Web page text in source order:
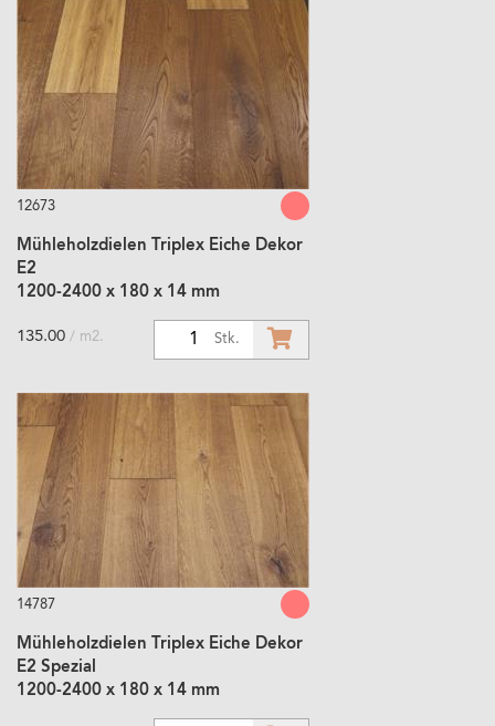
12673
Mühleholzdielen Triplex Eiche Dekor
E2
1200-2400 x 180 x 14 mm
Stk.
135.00 / m2.
14787
Mühleholzdielen Triplex Eiche Dekor
E2 Spezial
1200-2400 x 180 x 14 mm